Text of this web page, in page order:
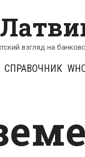
взгляд на
СПРАВОЧНИК